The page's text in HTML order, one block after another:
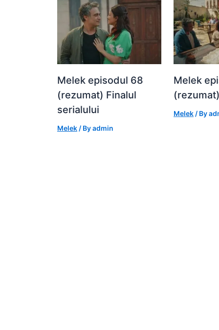
Melek episodul 68
(rezumat) Finalul
serialului
Melek / Byadmin
Melek
(rezumat)
Melek / By